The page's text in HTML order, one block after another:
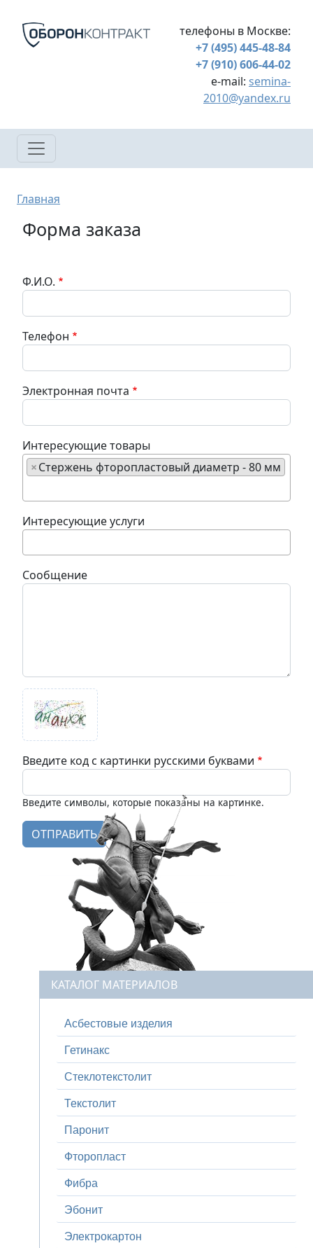
телефоны в Москве:
+7 (495) 445-48-84
+7 (910) 606-44-02
e-mail: semina-
2010@yandex.ru
Строка навигации
Главная
Форма заказа
Ф.И.О.
Телефон
Электронная почта
Интересующие товары
×Стержень фторопластовый диаметр - 80 мм
Интересующие услуги
Сообщение
Введите код с картинки русскими буквами
Введите символы, которые показаны на картинке.
КАТАЛОГ МАТЕРИАЛОВ
Асбестовые изделия
Гетинакс
Стеклотекстолит
Текстолит
Паронит
Фторопласт
Фибра
Эбонит
Электрокартон